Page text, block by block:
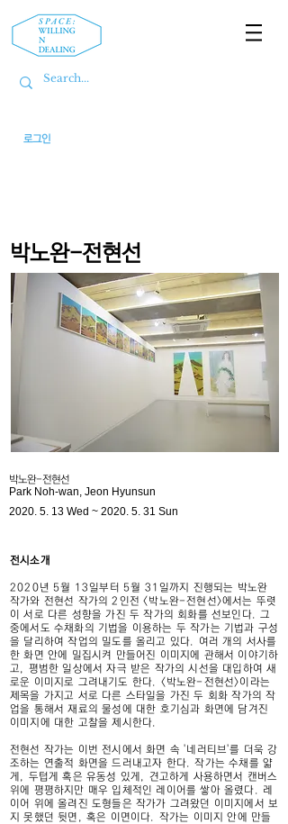
로그인
박노완-전현선
박노완-전현선
Park Noh-wan, Jeon Hyunsun
2020. 5. 13 Wed ~ 2020. 5. 31 Sun
전시소개
2020년 5월 13일부터 5월 31일까지 진행되는 박노완
작가와 전현선 작가의 2인전 <박노완-전현선>에서는 뚜렷
이 서로 다른 성향을 가진 두 작가의 회화를 선보인다. 그
중에서도 수채화의 기법을 이용하는 두 작가는 기법과 구성
을 달리하여 작업의 밀도를 올리고 있다. 여러 개의 서사를
한 화면 안에 밀집시켜 만들어진 이미지에 관해서 이야기하
고, 평범한 일상에서 자극 받은 작가의 시선을 대입하여 새
로운 이미지로 그려내기도 한다. <박노완-전현선>이라는
제목을 가지고 서로 다른 스타일을 가진 두 회화 작가의 작
업을 통해서 재료의 물성에 대한 호기심과 화면에 담겨진
이미지에 대한 고찰을 제시한다.
전현선 작가는 이번 전시에서 화면 속 '네러티브'를 더욱 강
조하는 연출적 화면을 드러내고자 한다. 작가는 수채를 얇
게, 두텁게 혹은 유동성 있게, 견고하게 사용하면서 캔버스
위에 평평하지만 매우 입체적인 레이어를 쌓아 올렸다. 레
이어 위에 올려진 도형들은 작가가 그려왔던 이미지에서 보
지 못했던 뒷면, 혹은 이면이다. 작가는 이미지 안에 만들